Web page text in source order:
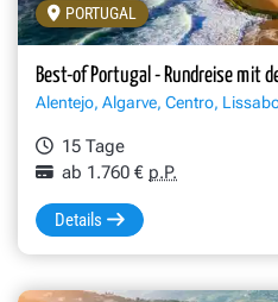
PORTUGAL
Best-of Portugal - Rundreise mit
Alentejo, Algarve, Centro,
15 Tage
ab 1.760 € p.P.
Details